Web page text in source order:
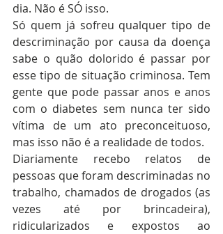
dia. Não é SÓ isso.
Só quem já sofreu qualquer tipo de
descriminação por causa da doença
sabe o quão dolorido é passar por
esse tipo de situação criminosa. Tem
gente que pode passar anos e anos
com o diabetes sem nunca ter sido
vítima de um ato preconceituoso,
mas isso não é a realidade de todos.
Diariamente recebo relatos de
pessoas que foram descriminadas no
trabalho, chamados de drogados (as
vezes até por brincadeira),
ridicularizados e expostos ao